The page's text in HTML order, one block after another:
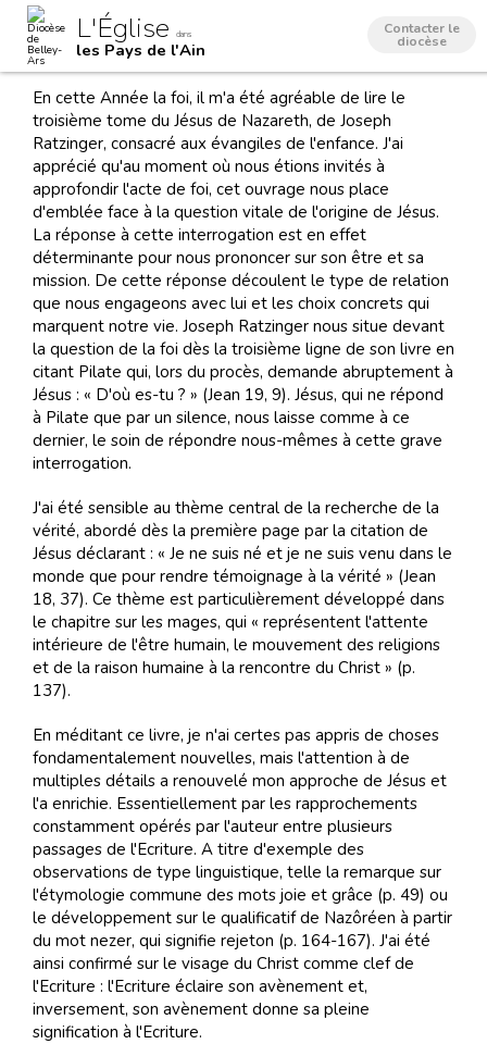
contenu.
navigation
Outils
personnels
L'Église dans
les Pays de l'Ain
Contacter le
diocèse
En cette Année la foi, il m'a été agréable de lire le
troisième tome du Jésus de Nazareth, de Joseph
Ratzinger, consacré aux évangiles de l'enfance. J'ai
apprécié qu'au moment où nous étions invités à
approfondir l'acte de foi, cet ouvrage nous place
d'emblée face à la question vitale de l'origine de Jésus.
La réponse à cette interrogation est en effet
déterminante pour nous prononcer sur son être et sa
mission. De cette réponse découlent le type de relation
que nous engageons avec lui et les choix concrets qui
marquent notre vie. Joseph Ratzinger nous situe devant
la question de la foi dès la troisième ligne de son livre en
citant Pilate qui, lors du procès, demande abruptement à
Jésus : « D'où es-tu ? » (Jean 19, 9). Jésus, qui ne répond
à Pilate que par un silence, nous laisse comme à ce
dernier, le soin de répondre nous-mêmes à cette grave
interrogation.
J'ai été sensible au thème central de la recherche de la
vérité, abordé dès la première page par la citation de
Jésus déclarant : « Je ne suis né et je ne suis venu dans le
monde que pour rendre témoignage à la vérité » (Jean
18, 37). Ce thème est particulièrement développé dans
le chapitre sur les mages, qui « représentent l'attente
intérieure de l'être humain, le mouvement des religions
et de la raison humaine à la rencontre du Christ » (p.
137).
En méditant ce livre, je n'ai certes pas appris de choses
fondamentalement nouvelles, mais l'attention à de
multiples détails a renouvelé mon approche de Jésus et
l'a enrichie. Essentiellement par les rapprochements
constamment opérés par l'auteur entre plusieurs
passages de l'Ecriture. A titre d'exemple des
observations de type linguistique, telle la remarque sur
l'étymologie commune des mots joie et grâce (p. 49) ou
le développement sur le qualificatif de Nazôréen à partir
du mot nezer, qui signifie rejeton (p. 164-167). J'ai été
ainsi confirmé sur le visage du Christ comme clef de
l'Ecriture : l'Ecriture éclaire son avènement et,
inversement, son avènement donne sa pleine
signification à l'Ecriture.